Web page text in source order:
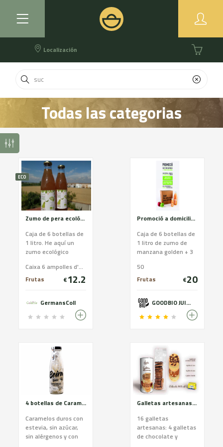
Localización
Todas las categorias
ECO
Zumo de pera ecológico Bio Golarde
Caja de 6 botellas de
1 litro. He aquí un
zumo ecológico
peras, amable al
paladar y equilibrado
bien fresco después
de agitar. Este zumo
no tiene azúcares
añadidos y es ideal
como refresco para
los pequeños y
grandes de la casa.
Certificado ecológico.
Caixa 6 ampolles d'1l / Caja 6 botellas de 1l / 6 bottles box
Frutas
€12.2
GermansColl
Promoció a domicilio - Zona Lleida
Caja de 6 botellas de
1 litro de zumo de
manzana golden + 3
ecológicas ( Golden -
Granny - Story )
50
Frutas
€20
GOODBIO JUICE
4 botellas de Caramelos gusto de niebla
Caramelos duros con
estevia, sin azúcar,
sin alérgenos y con
Galletas artesanas de mantequilla DOP Alt Urgell-Cerdanya. Surtido blanco
16 galletas
artesanas: 4 galletas
de chocolate y